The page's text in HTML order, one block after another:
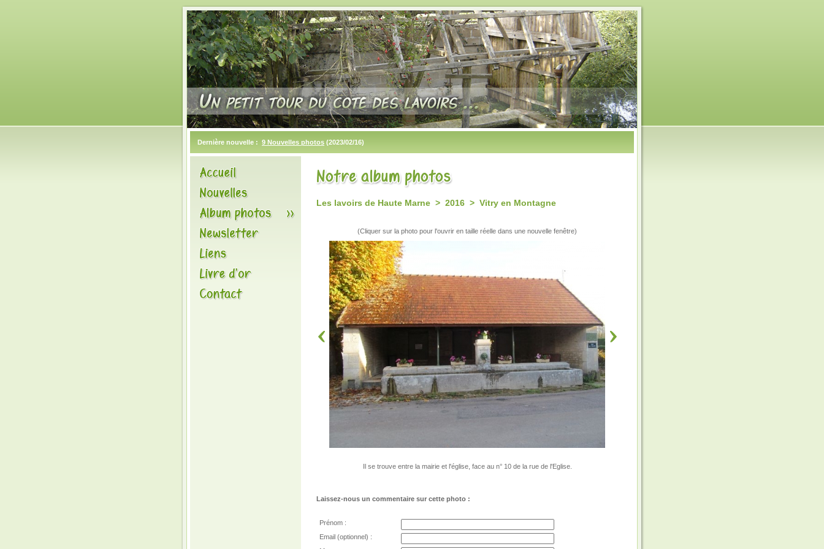
Dernière nouvelle : 9 Nouvelles photos (2023/02/16)
Les lavoirs de Haute Marne > 2016 > Vitry en Montagne
(Cliquer sur la photo pour l'ouvrir en taille réelle dans une nouvelle fenêtre)
Il se trouve entre la mairie et l'église, face au n° 10 de la rue de l'Eglise.
Laissez-nous un commentaire sur cette photo :
Prénom :
Email (optionnel) :